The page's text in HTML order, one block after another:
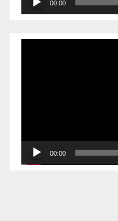
00:00
00:00